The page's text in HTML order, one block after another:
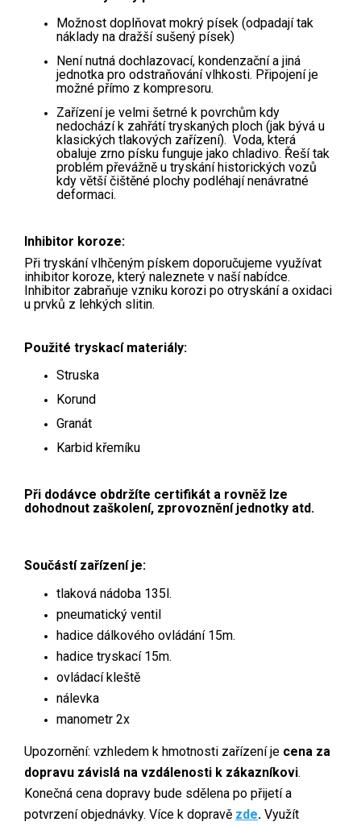
Možnost doplňovat mokrý písek (odpadají tak
náklady na dražší sušený písek)
Není nutná dochlazovací, kondenzační a jiná
jednotka pro odstraňování vlhkosti. Připojení je
možné přímo z kompresoru.
Zařízení je velmi šetrné k povrchům kdy
nedochází k zahřátí tryskaných ploch (jak bývá u
klasických tlakových zařízení). Voda, která
obaluje zrno písku funguje jako chladivo. Řeší tak
problém převážně u tryskání historických vozů
kdy větší čištěné plochy podléhají nenávratné
deformaci.
Inhibitor koroze:
Při tryskání vlhčeným pískem doporučujeme využívat
inhibitor koroze, který naleznete v naší nabídce.
Inhibitor zabraňuje vzniku korozi po otryskání a oxidaci
u prvků z lehkých slitin.
Použité tryskací materiály:
Struska
Korund
Granát
Karbid křemíku
Při dodávce obdržíte certifikát a rovněž lze
dohodnout zaškolení, zprovoznění jednotky atd.
Součástí zařízení je:
tlaková nádoba 135l.
pneumatický ventil
hadice dálkového ovládání 15m.
hadice tryskací 15m.
ovládací kleště
nálevka
manometr 2x
Upozornění: vzhledem k hmotnosti zařízení je cena za
dopravu závislá na vzdálenosti k zákazníkovi.
Konečná cena dopravy bude sdělena po přijetí a
potvrzení objednávky. Více k dopravě zde. Využít